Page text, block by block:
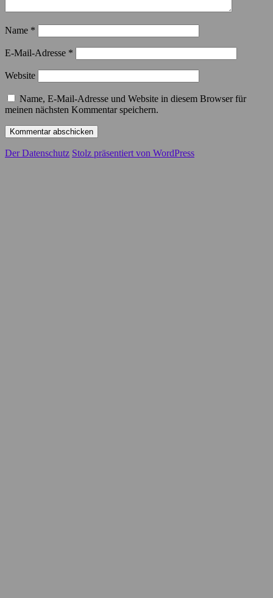
Name *
E-Mail-Adresse *
Website
Name, E-Mail-Adresse und Website in diesem Browser für
meinen nächsten Kommentar speichern.
Der Datenschutz Stolz präsentiert von WordPress